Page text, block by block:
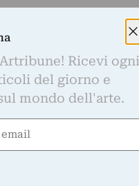
Ricevi ogni
del giorno e
mondo dell'arte.